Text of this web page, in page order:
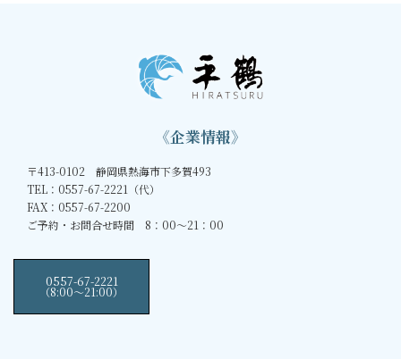
《企業情報》
〒413-0102 静岡県熱海市下多賀493
TEL：0557-67-2221（代）
FAX：0557-67-2200
ご予約・お問合せ時間 8：00～21：00
0557-67-2221
（8:00〜21:00）